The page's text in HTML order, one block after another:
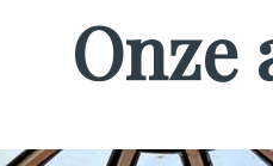
Onze